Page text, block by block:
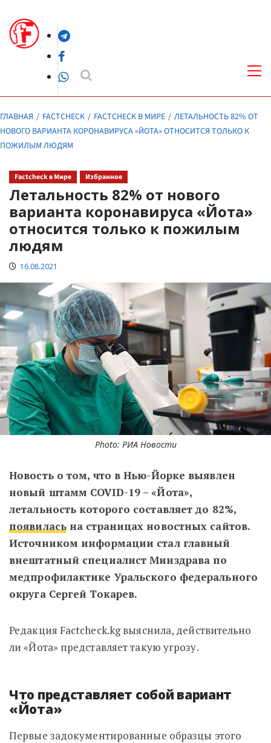
содержимомуTelegram
Facebook
WhatsApp
ГЛАВНАЯ FACTCHECK FACTCHECK В МИРЕ
ЛЕТАЛЬНОСТЬ 82% ОТ
НОВОГО ВАРИАНТА КОРОНАВИРУСА «ЙОТА» ОТНОСИТСЯ ТОЛЬКО К
ПОЖИЛЫМ ЛЮДЯМ
Factcheck в Мире Избранное
Летальность 82% от нового
варианта коронавируса «Йота»
относится только к пожилым
людям
16.08.2021
Photo: РИА Новости
Новость о том, что в Нью-Йорке выявлен
новый штамм COVID-19 – «Йота»,
летальность которого составляет до 82%,
появиласьна страницах новостных сайтов.
Источником информации стал главный
внештатный специалист Минздрава по
медпрофилактике Уральского федерального
округа Сергей Токарев.
Редакция Factcheck.kg выяснила, действительно
ли «Йота» представляет такую угрозу.
Что представляет собой вариант
«Йота»
Первые задокументированные образцы этого